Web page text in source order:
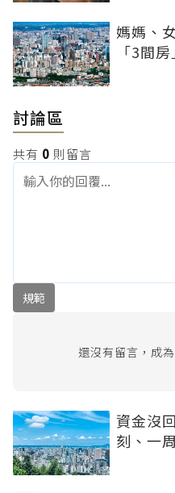
媽媽、
「3間
討論區
共有 0 則留言
規範
還沒有留言，成
資金沒
刻、一